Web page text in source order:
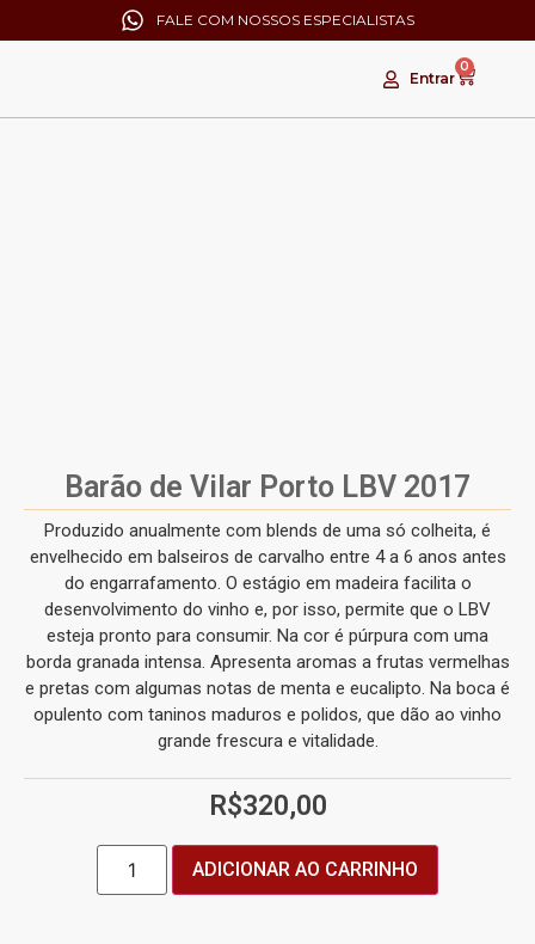
FALE COM NOSSOS ESPECIALISTAS
Entrar
0
Barão de Vilar Porto LBV 2017
Produzido anualmente com blends de uma só colheita, é
envelhecido em balseiros de carvalho entre 4 a 6 anos antes
do engarrafamento. O estágio em madeira facilita o
desenvolvimento do vinho e, por isso, permite que o LBV
esteja pronto para consumir. Na cor é púrpura com uma
borda granada intensa. Apresenta aromas a frutas vermelhas
e pretas com algumas notas de menta e eucalipto. Na boca é
opulento com taninos maduros e polidos, que dão ao vinho
grande frescura e vitalidade.
R$320,00
ADICIONAR AO CARRINHO